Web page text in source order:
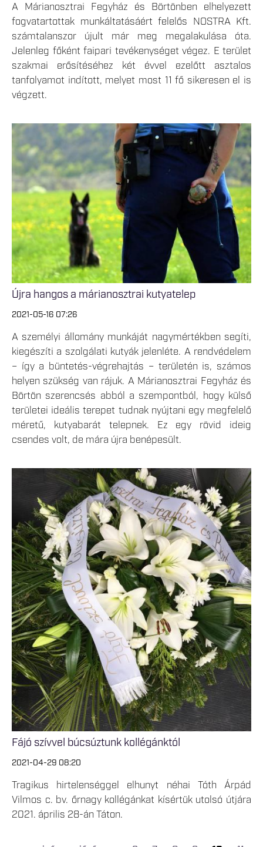
A Márianosztrai Fegyház és Börtönben elhelyezett
fogvatartottak munkáltatásáért felelős NOSTRA Kft.
számtalanszor újult már meg megalakulása óta.
Jelenleg főként faipari tevékenységet végez. E terület
szakmai erősítéséhez két évvel ezelőtt asztalos
tanfolyamot indított, melyet most 11 fő sikeresen el is
végzett.
Újra hangos a márianosztrai kutyatelep
2021-05-16 07:26
A személyi állomány munkáját nagymértékben segíti,
kiegészíti a szolgálati kutyák jelenléte. A rendvédelem
– így a büntetés-végrehajtás – területén is, számos
helyen szükség van rájuk. A Márianosztrai Fegyház és
Börtön szerencsés abból a szempontból, hogy külső
területei ideális terepet tudnak nyújtani egy megfelelő
méretű, kutyabarát telepnek. Ez egy rövid ideig
csendes volt, de mára újra benépesült.
Fájó szívvel búcsúztunk kollégánktól
2021-04-29 08:20
Tragikus hirtelenséggel elhunyt néhai Tóth Árpád
Vilmos c. bv. őrnagy kollégánkat kísértük utolsó útjára
2021. április 28-án Táton.